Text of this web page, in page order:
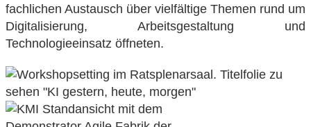
fachlichen Austausch über vielfältige Themen rund um
Digitalisierung, Arbeitsgestaltung und
Technologieeinsatz öffneten.